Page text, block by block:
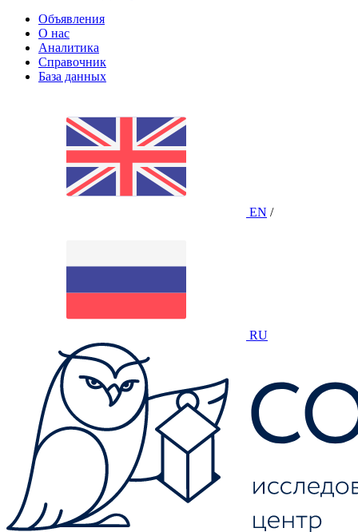
Объявления
О нас
Аналитика
Справочник
База данных
EN /
RU